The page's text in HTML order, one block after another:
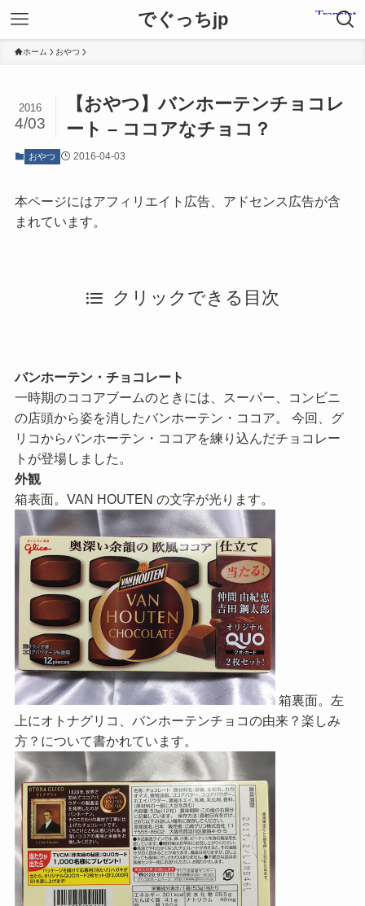
でぐっちjp
ホーム おやつ
【おやつ】バンホーテンチョコレ
ート – ココアなチョコ？
2016
4/03
おやつ 2016-04-03
本ページにはアフィリエイト広告、アドセンス広告が含
まれています。
クリックできる目次
バンホーテン・チョコレート
一時期のココアブームのときには、スーパー、コンビニ
の店頭から姿を消したバンホーテン・ココア。 今回、グ
リコからバンホーテン・ココアを練り込んだチョコレー
トが登場しました。
外観
箱表面。VAN HOUTEN の文字が光ります。
箱裏面。左
上にオトナグリコ、バンホーテンチョコの由来？楽しみ
方？について書かれています。